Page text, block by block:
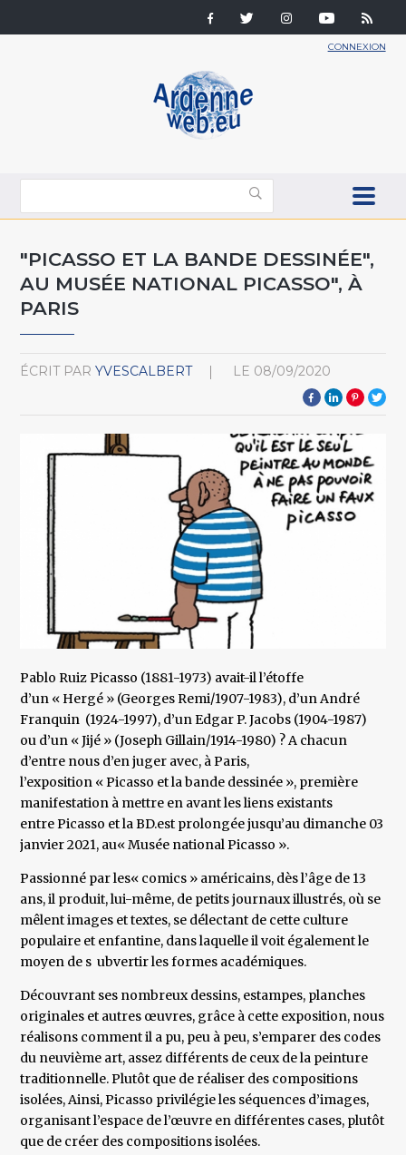
CONNEXION
"PICASSO ET LA BANDE DESSINÉE",
AU MUSÉE NATIONAL PICASSO", À
PARIS
ÉCRIT PAR YVESCALBERT LE 08/09/2020
Pablo Ruiz Picasso (1881-1973) avait-il l’étoffe
d’un « Hergé » (Georges Remi/1907-1983), d’un André
Franquin (1924-1997), d’un Edgar P. Jacobs (1904-1987)
ou d’un « Jijé » (Joseph Gillain/1914-1980) ? A chacun
d’entre nous d’en juger avec, à Paris,
l’exposition « Picasso et la bande dessinée », première
manifestation à mettre en avant les liens existants
entre Picasso et la BD.est prolongée jusqu’au dimanche 03
janvier 2021, au« Musée national Picasso ».
Passionné par les« comics » américains, dès l’âge de 13
ans, il produit, lui-même, de petits journaux illustrés, où se
mêlent images et textes, se délectant de cette culture
populaire et enfantine, dans laquelle il voit également le
moyen de s ubvertir les formes académiques.
Découvrant ses nombreux dessins, estampes, planches
originales et autres œuvres, grâce à cette exposition, nous
réalisons comment il a pu, peu à peu, s’emparer des codes
du neuvième art, assez différents de ceux de la peinture
traditionnelle. Plutôt que de réaliser des compositions
isolées, Ainsi, Picasso privilégie les séquences d’images,
organisant l’espace de l’œuvre en différentes cases, plutôt
que de créer des compositions isolées.